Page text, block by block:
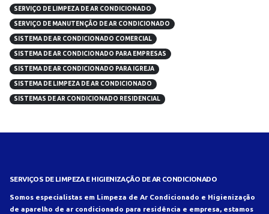
SERVIÇO DE LIMPEZA DE AR CONDICIONADO
SERVIÇO DE MANUTENÇÃO DE AR CONDICIONADO
SISTEMA DE AR CONDICIONADO COMERCIAL
SISTEMA DE AR CONDICIONADO PARA EMPRESAS
SISTEMA DE AR CONDICIONADO PARA IGREJA
SISTEMA DE LIMPEZA DE AR CONDICIONADO
SISTEMAS DE AR CONDICIONADO RESIDENCIAL
SERVIÇOS DE LIMPEZA E HIGIENIZAÇÃO DE AR CONDICIONADO
Somos especialistas em Limpeza de Ar Condicionado e Higienização
de aparelho de ar condicionado para residência e empresa, estamos